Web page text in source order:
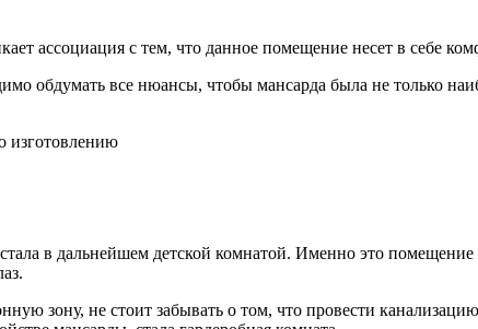
ассоциация с тем, что данное помещение несет в себе
обдумать все нюансы, чтобы мансарда была не только
изготовлению
в дальнейшем детской комнатой. Именно это
зону, не стоит забывать о том, что провести